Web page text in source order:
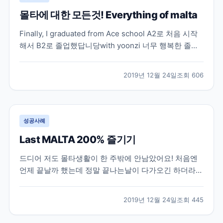
몰타에 대한 모든것! Everything of malta
Finally, I graduated from Ace school A2로 처음 시작
해서 B2로 졸업했답니당with yoonzi 너무 행복한 졸업
복한 하루였어요 몰타 생활도 끝이 났어요 제가 아는선
에서 몰타 관련해서 정리...
2019년 12월 24일조회 606
성공사례
Last MALTA 200% 즐기기
드디어 저도 몰타생활이 한 주밖에 안남았어요! 처음엔
언제 끝날까 했는데 정말 끝나는날이 다가오긴 하더라구
우리 몰타라이프 즐기자!! 해서 행복하게 남은날들을 보
내기로 결심했어요! 브레이크에듀 3인방 (저, 룸메이
2019년 12월 24일조회 445